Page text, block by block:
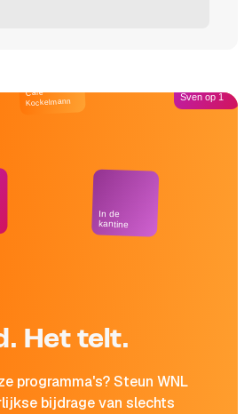
Het telt.
programma's? Steun WNL
bijdrage van slechts
Café
Kockelmann
In de
kantine
Sven op 1